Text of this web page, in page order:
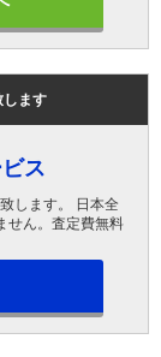
します
ス
します。 日本全
せん。査定費無料